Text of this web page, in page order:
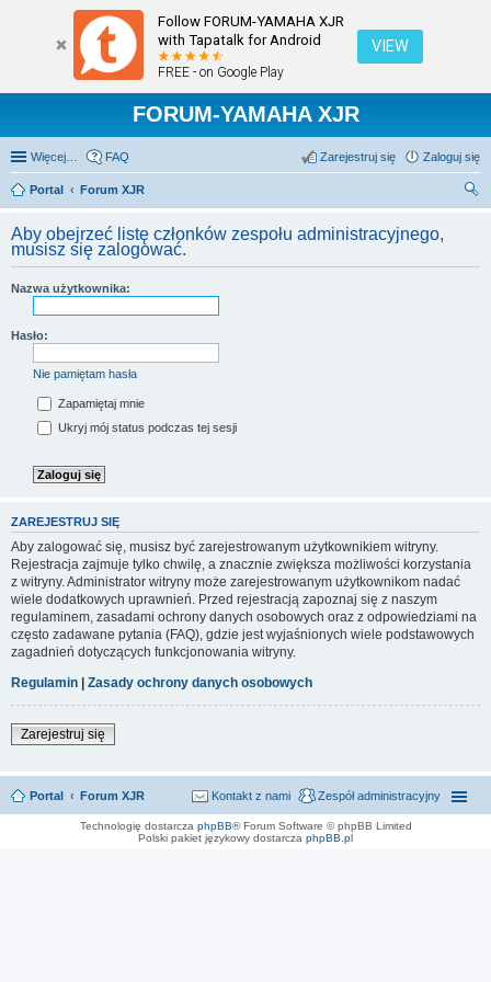
Follow FORUM-YAMAHA XJR
with Tapatalk for Android
FREE - on Google Play
VIEW
FORUM-YAMAHA XJR
Więcej… FAQ Zaloguj się
Zarejestruj się
Portal
Forum XJR
Aby obejrzeć listę członków zespołu administracyjnego,
musisz się zalogować.
Nazwa użytkownika:
Hasło:
Nie pamiętam hasła
Zapamiętaj mnie
Ukryj mój status podczas tej sesji
ZAREJESTRUJ SIĘ
Aby zalogować się, musisz być zarejestrowanym użytkownikiem witryny.
Rejestracja zajmuje tylko chwilę, a znacznie zwiększa możliwości korzystania
z witryny. Administrator witryny może zarejestrowanym użytkownikom nadać
wiele dodatkowych uprawnień. Przed rejestracją zapoznaj się z naszym
regulaminem, zasadami ochrony danych osobowych oraz z odpowiedziami na
często zadawane pytania (FAQ), gdzie jest wyjaśnionych wiele podstawowych
zagadnień dotyczących funkcjonowania witryny.
Regulamin
Zasady ochrony danych osobowych
Zarejestruj się
Portal Forum XJR Zespół administracyjny
Kontakt z nami
Technologię dostarcza phpBB® Forum Software © phpBB Limited
Polski pakiet językowy dostarcza phpBB.pl